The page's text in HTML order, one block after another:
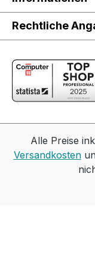
Schraube –
sorgt das
überzeugen mit
wartungsfreiem
Service
Qualitäts-
abgesichert
Rechtliche
Alle Preise
Versandkosten